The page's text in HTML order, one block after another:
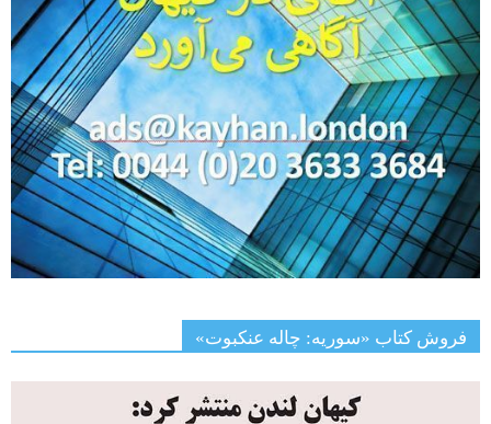
فروش کتاب «سوریه: چاله عنکبوت»